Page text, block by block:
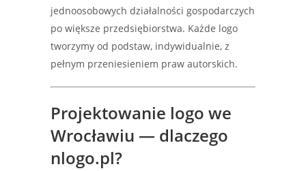
jednoosobowych działalności gospodarczych
po większe przedsiębiorstwa. Każde logo
tworzymy od podstaw, indywidualnie, z
pełnym przeniesieniem praw autorskich.
Projektowanie logo we
Wrocławiu — dlaczego
nlogo.pl?